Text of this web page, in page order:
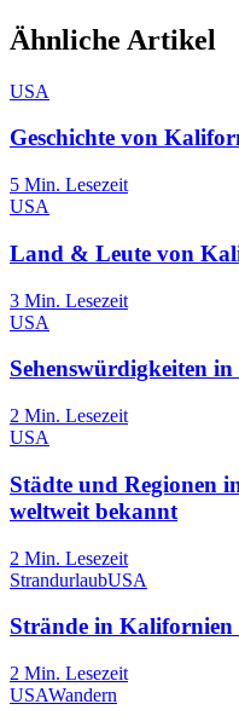
Ähnliche Artikel
USA
Geschichte von
5 Min. Lesezeit
USA
Land & Leute von
3 Min. Lesezeit
USA
Sehenswürdigkeiten
2 Min. Lesezeit
USA
Städte und Regionen
weltweit bekannt
2 Min. Lesezeit
StrandurlaubUSA
Strände in Kalifornien
2 Min. Lesezeit
USAWandern